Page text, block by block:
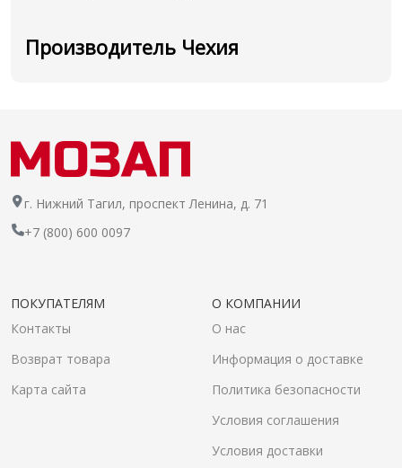
Производитель Чехия
г. Нижний Тагил, проспект Ленина, д. 71
+7 (800) 600 0097
ПОКУПАТЕЛЯМ
Контакты
Возврат товара
Карта сайта
О КОМПАНИИ
О нас
Информация о доставке
Политика безопасности
Условия соглашения
Условия доставки